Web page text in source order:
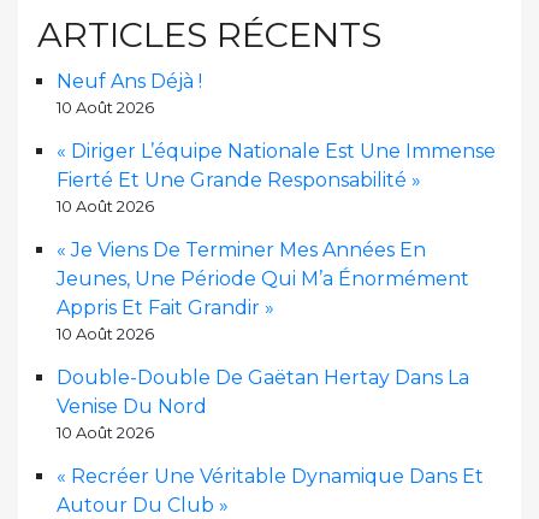
ARTICLES RÉCENTS
Neuf Ans Déjà !
10 Août 2026
« Diriger L’équipe Nationale Est Une Immense
Fierté Et Une Grande Responsabilité »
10 Août 2026
« Je Viens De Terminer Mes Années En
Jeunes, Une Période Qui M’a Énormément
Appris Et Fait Grandir »
10 Août 2026
Double-Double De Gaëtan Hertay Dans La
Venise Du Nord
10 Août 2026
« Recréer Une Véritable Dynamique Dans Et
Autour Du Club »